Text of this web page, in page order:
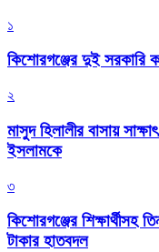
১
কিশোরগঞ্জের দুই সরকারি
২
মাসুদ হিলালীর বাসায়
ইসলামকে
৩
কিশোরগঞ্জের শিক্ষার্থীসহ
টাকার হাতবদল